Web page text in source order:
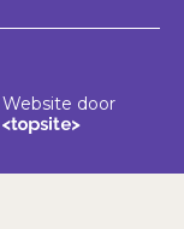
Website door